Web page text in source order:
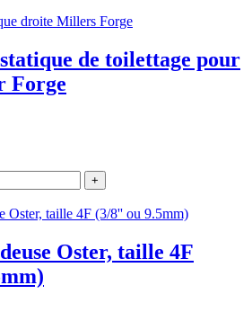
de toilettage pour
Forge
+
Oster, taille 4F